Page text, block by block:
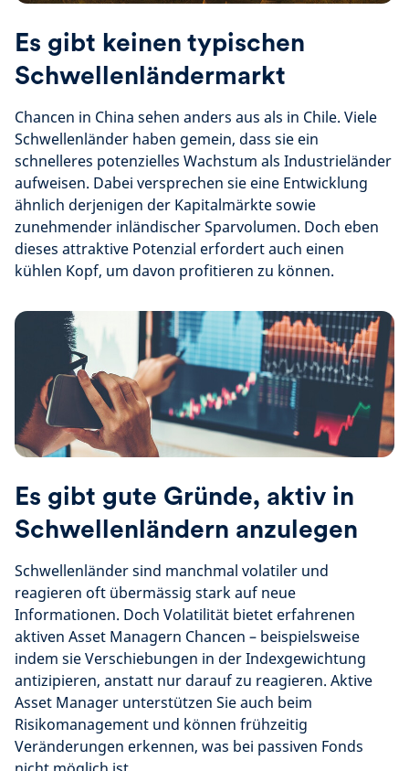
Es gibt keinen typischen
Schwellenländermarkt
Chancen in China sehen anders aus als in Chile. Viele
Schwellenländer haben gemein, dass sie ein
schnelleres potenzielles Wachstum als Industrieländer
aufweisen. Dabei versprechen sie eine Entwicklung
ähnlich derjenigen der Kapitalmärkte sowie
zunehmender inländischer Sparvolumen. Doch eben
dieses attraktive Potenzial erfordert auch einen
kühlen Kopf, um davon profitieren zu können.
Es gibt gute Gründe, aktiv in
Schwellenländern anzulegen
Schwellenländer sind manchmal volatiler und
reagieren oft übermässig stark auf neue
Informationen. Doch Volatilität bietet erfahrenen
aktiven Asset Managern Chancen – beispielsweise
indem sie Verschiebungen in der Indexgewichtung
antizipieren, anstatt nur darauf zu reagieren. Aktive
Asset Manager unterstützen Sie auch beim
Risikomanagement und können frühzeitig
Veränderungen erkennen, was bei passiven Fonds